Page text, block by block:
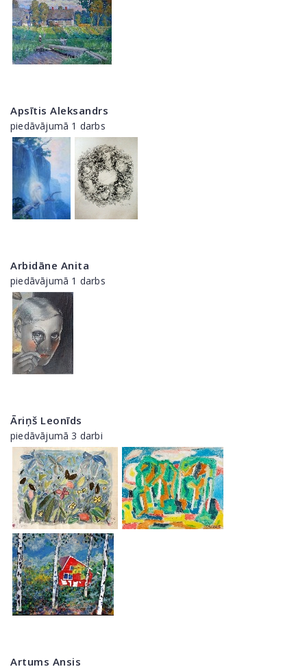
Apsītis Aleksandrs
piedāvājumā 1 darbs
Arbidāne Anita
piedāvājumā 1 darbs
Āriņš Leonīds
piedāvājumā 3 darbi
Artums Ansis